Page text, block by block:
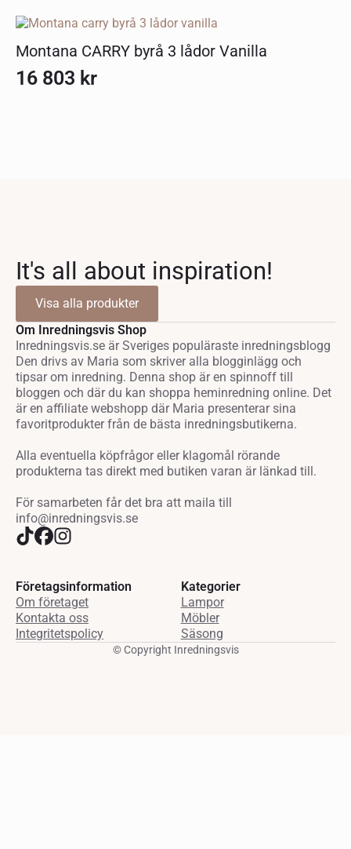
Montana CARRY byrå 3 lådor Vanilla
16 803 kr
It's all about inspiration!
Visa alla produkter
Om Inredningsvis Shop
Inredningsvis.se är Sveriges populäraste inredningsblogg
Den drivs av Maria som skriver alla blogginlägg och
tipsar om inredning. Denna shop är en spinnoff till
bloggen och där du kan shoppa heminredning online. Det
är en affiliate webshopp där Maria presenterar sina
favoritprodukter från de bästa inredningsbutikerna.
Alla eventuella köpfrågor eller klagomål rörande
produkterna tas direkt med butiken varan är länkad till.
För samarbeten får det bra att maila till
info@inredningsvis.se
Företagsinformation
Om företaget
Kontakta oss
Integritetspolicy
Kategorier
Lampor
Möbler
Säsong
© Copyright Inredningsvis